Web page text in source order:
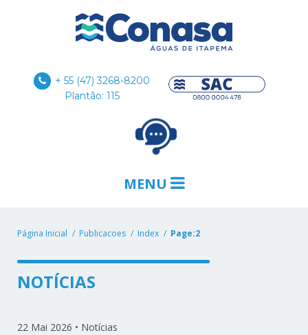
+ 55 (47) 3268-8200
Plantão: 115
MENU
Página Inicial Publicacoes Index Page:2
NOTÍCIAS
22 Mai 2026 • Notícias